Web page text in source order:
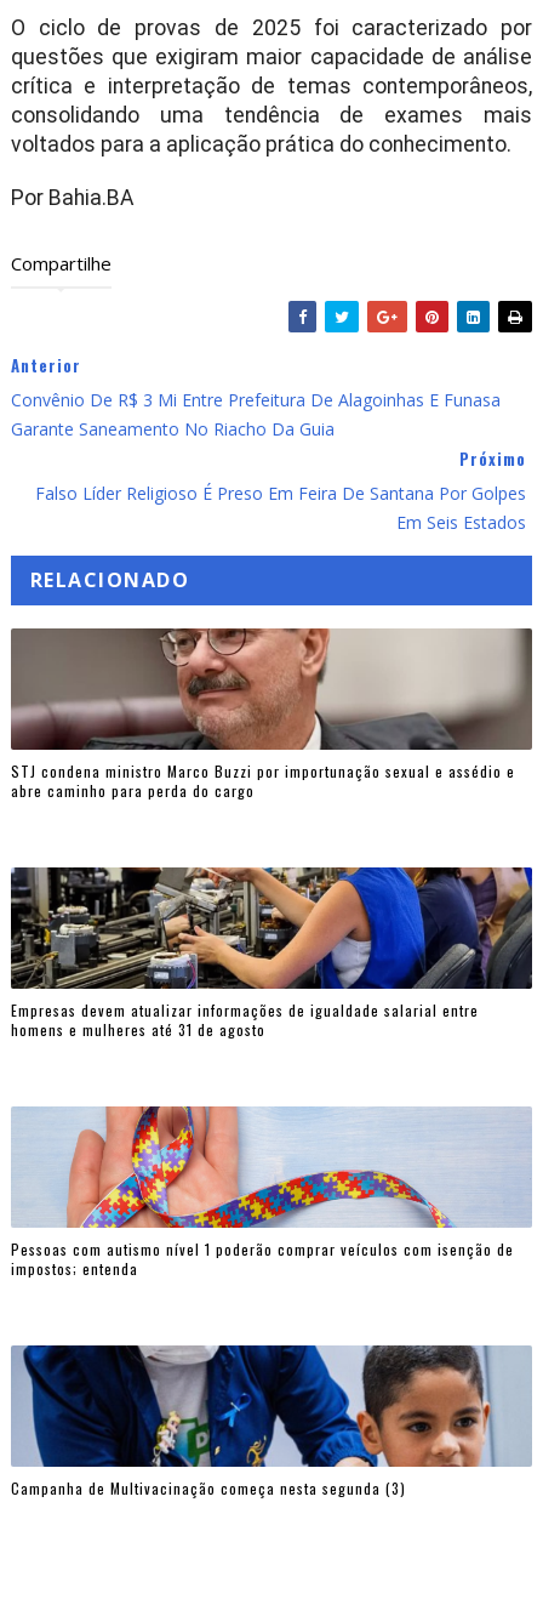
O ciclo de provas de 2025 foi caracterizado por
questões que exigiram maior capacidade de análise
crítica e interpretação de temas contemporâneos,
consolidando uma tendência de exames mais
voltados para a aplicação prática do conhecimento.
Por Bahia.BA
Compartilhe
Anterior
Convênio De R$ 3 Mi Entre Prefeitura De Alagoinhas E Funasa
Garante Saneamento No Riacho Da Guia
Próximo
Falso Líder Religioso É Preso Em Feira De Santana Por Golpes
Em Seis Estados
RELACIONADO
STJ condena ministro Marco Buzzi por importunação sexual e assédio e
abre caminho para perda do cargo
Empresas devem atualizar informações de igualdade salarial entre
homens e mulheres até 31 de agosto
Pessoas com autismo nível 1 poderão comprar veículos com isenção de
impostos; entenda
Campanha de Multivacinação começa nesta segunda (3)